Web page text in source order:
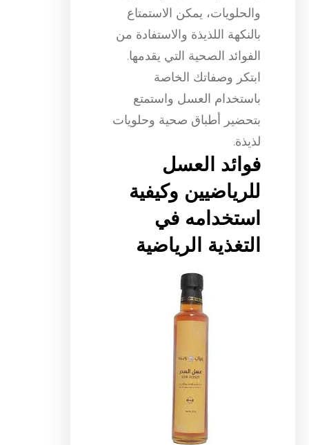
والحلويات، يمكن الاستمتاع
بالنكهة اللذيذة والاستفادة من
الفوائد الصحية التي يقدمها.
ابتكر وصفاتك الخاصة
باستخدام العسل واستمتع
بتحضير أطباق صحية وحلويات
لذيذة.
فوائد العسل
للرياضيين وكيفية
استخدامه في
التغذية الرياضية